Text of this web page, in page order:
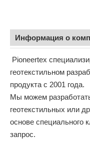
Информация о
Pioneertex
геотекстильном
продукта с 2001 года.
Мы можем
геотекстильных или
основе специального
запрос.